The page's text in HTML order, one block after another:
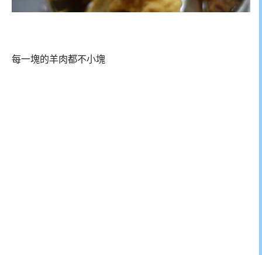
每一塊的羊肉都不小塊